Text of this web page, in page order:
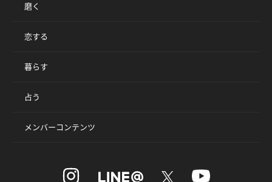
磨く
恋する
暮らす
占う
メンバーコンテンツ